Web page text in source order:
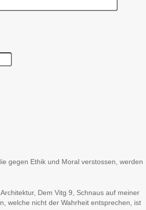
gegen Ethik und Moral verstossen, werden
Dem Vitg 9, Schnaus auf meiner
welche nicht der Wahrheit entsprechen, ist